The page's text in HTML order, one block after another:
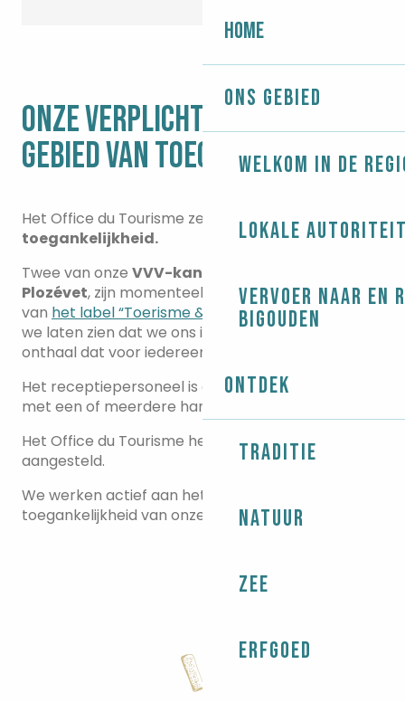
Home
Ons gebied
Welkom in de
Lokale
Vervoer naar en
Bigouden
Ontdek
Traditie
Natuur
Zee
Erfgoed
ONZE VERPLICHTINGEN OP HET
GEBIED VAN TOEGANKELIJKHEID
Het Office du Tourisme zet zich in voor
toegankelijkheid.
Twee van onze VVV-kantoren
Plozévet, zijn momenteel bezig met het verkrijgen
van het label “Toerisme & Handicap”,
waarmee
we laten zien dat we ons inzetten voor een
onthaal dat voor iedereen toegankelijk is.
Het receptiepersoneel is opgeleid om mensen
met een of meerdere handicaps te ontvangen.
Het Office du Tourisme heeft een Disability Officer
aangesteld.
We werken actief aan het verbeteren van de
toegankelijkheid van onze publicaties en website.